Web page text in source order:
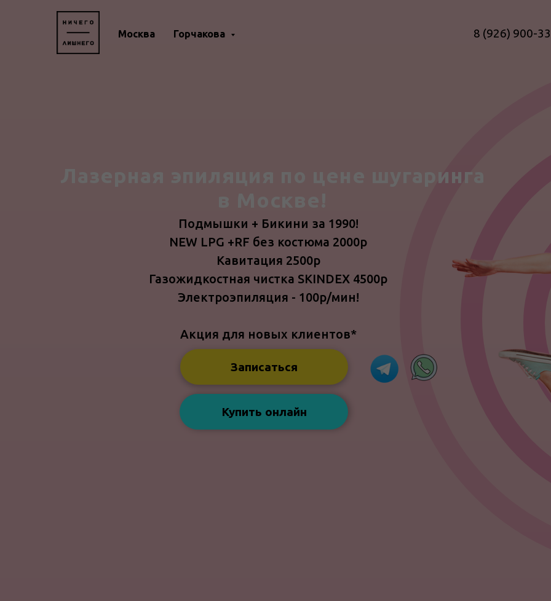
Москва Горчакова 8 (926) 900-
Лазерная эпиляция по цене шугаринга
Подмышки + Бикини за 1990!
NEW LPG +RF без костюма 2000р
Кавитация 2500р
Газожидкостная чистка SKINDEX 4500р
Электроэпиляция - 100р/мин!
Акция для новых клиентов*
Записаться
Купить онлайн